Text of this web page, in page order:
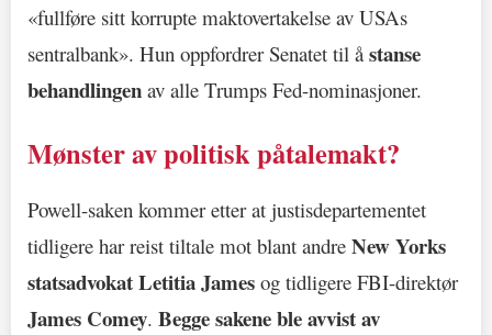
«fullføre sitt korrupte maktovertakelse av USAs
sentralbank». Hun oppfordrer Senatet til åstanse
behandlingen av alle Trumps Fed-nominasjoner.
Mønster av politisk påtalemakt?
Powell-saken kommer etter at justisdepartementet
tidligere har reist tiltale mot blant andre New Yorks
statsadvokat Letitia James og tidligere FBI-direktør
James Comey. Begge sakene ble avvist av